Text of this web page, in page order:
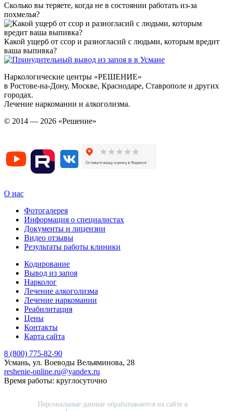
Сколько вы теряете, когда не в состоянии работать из-за
похмелья?
Какой ущерб от ссор и разногласий с людьми, которым вредит
ваша выпивка?
Наркологические центры «РЕШЕНИЕ»
в Ростове-на-Дону, Москве, Краснодаре, Ставрополе и других
городах.
Лечение наркомании и алкоголизма.
© 2014 — 2026 «Решение»
О нас
Фотогалерея
Информация о специалистах
Документы и лицензии
Видео отзывы
Результаты работы клиники
Кодирование
Вывод из запоя
Нарколог
Лечение алкоголизма
Лечение наркомании
Реабилитация
Цены
Контакты
Карта сайта
8 (800) 775-82-90
Усмань, ул. Воеводы Вельяминова, 28
reshenie-online.ru@yandex.ru
Время работы: круглосуточно
Персональные данные обрабатываются на сайте в